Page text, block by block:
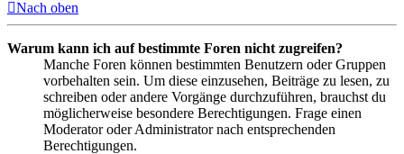
Nach oben
Warum kann ich auf bestimmte Foren nicht zugreifen?
Manche Foren können bestimmten Benutzern oder Gruppen
vorbehalten sein. Um diese einzusehen, Beiträge zu lesen, zu
schreiben oder andere Vorgänge durchzuführen, brauchst du
möglicherweise besondere Berechtigungen. Frage einen
Moderator oder Administrator nach entsprechenden
Berechtigungen.